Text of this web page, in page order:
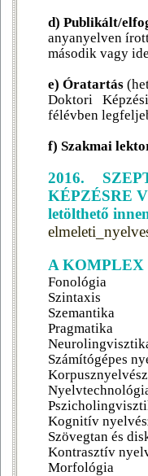
d) Publikált/
anyanyelven
második vagy
e) Óratartás
Doktori
félévben
f) Szakmai
2016.
KÉPZÉSRE
letölthető
A
Fonológia
Szintaxis
Szemantika
Pragmatika
Számítógépes
Kognitív
Szövegtan és
Kontrasztív
Morfológia